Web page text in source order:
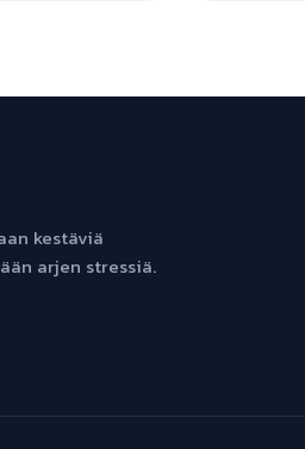
kestäviä
arjen stressiä.